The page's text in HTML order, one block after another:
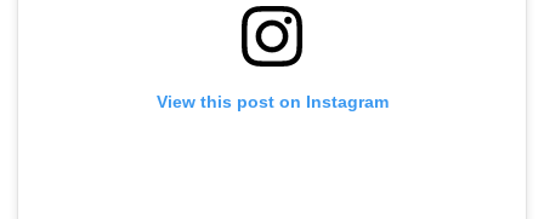
View this post on Instagram